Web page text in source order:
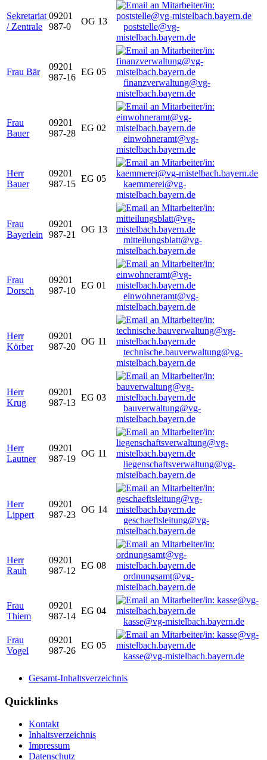
Sekretariat
/ Zentrale
09201
987-0
OG 13
poststelle@vg-
mistelbach.bayern.de
Frau Bär
09201
987-16
EG 05
finanzverwaltung@vg-
mistelbach.bayern.de
Frau
Bauer
09201
987-28
EG 02
einwohneramt@vg-
mistelbach.bayern.de
Herr
Bauer
09201
987-15
EG 05
kaemmerei@vg-
mistelbach.bayern.de
Frau
Bayerlein
09201
987-21
OG 13
mitteilungsblatt@vg-
mistelbach.bayern.de
Frau
Dorsch
09201
987-10
EG 01
einwohneramt@vg-
mistelbach.bayern.de
Herr
Körber
09201
987-20
OG 11
technische.bauverwaltung@vg-
mistelbach.bayern.de
Herr
Krug
09201
987-13
EG 03
bauverwaltung@vg-
mistelbach.bayern.de
Herr
Lautner
09201
987-19
OG 11
liegenschaftsverwaltung@vg-
mistelbach.bayern.de
Herr
Lippert
09201
987-23
OG 14
geschaeftsleitung@vg-
mistelbach.bayern.de
Herr
Rauh
09201
987-12
EG 08
ordnungsamt@vg-
mistelbach.bayern.de
Frau
Thiem
09201
987-14
EG 04
kasse@vg-mistelbach.bayern.de
Frau
Vogel
09201
987-26
EG 05
kasse@vg-mistelbach.bayern.de
Gesamt-Inhaltsverzeichnis
Quicklinks
Kontakt
Inhaltsverzeichnis
Impressum
Datenschutz